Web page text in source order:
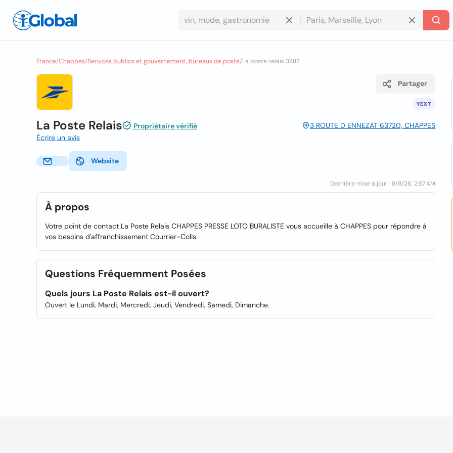
France/Chappes/Services publics et gouvernement, bureaux de poste/La poste relais 3487
YEXT
Partager
La Poste Relais Propriétaire vérifié
3 ROUTE D ENNEZAT 63720, CHAPPES
Écrire un avis
Website
Dernière mise à jour : 8/8/26, 2:57 AM
À propos
Votre point de contact La Poste Relais CHAPPES PRESSE LOTO BURALISTE vous accueille à CHAPPES pour répondre à
vos besoins d'affranchissement Courrier-Colis.
Questions Fréquemment Posées
Quels jours La Poste Relais est-il ouvert?
Ouvert le Lundi, Mardi, Mercredi, Jeudi, Vendredi, Samedi, Dimanche.